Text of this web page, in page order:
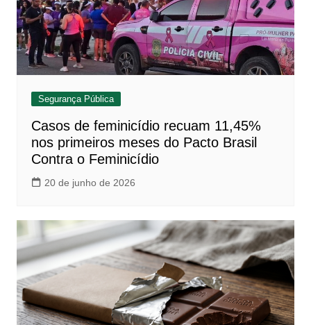
Segurança Pública
Casos de feminicídio recuam 11,45%
nos primeiros meses do Pacto Brasil
Contra o Feminicídio
20 de junho de 2026